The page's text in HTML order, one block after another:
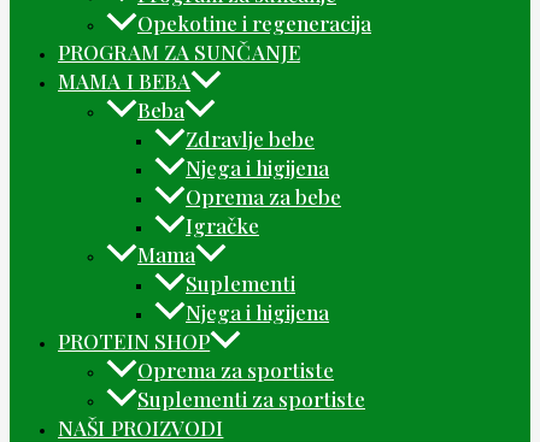
Opekotine i regeneracija
PROGRAM ZA SUNČANJE
MAMA I BEBA
Beba
Zdravlje bebe
Njega i higijena
Oprema za bebe
Igračke
Mama
Suplementi
Njega i higijena
PROTEIN SHOP
Oprema za sportiste
Suplementi za sportiste
NAŠI PROIZVODI